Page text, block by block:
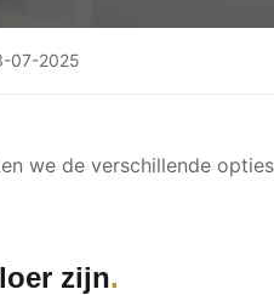
07-2025
we de verschillende
zijn